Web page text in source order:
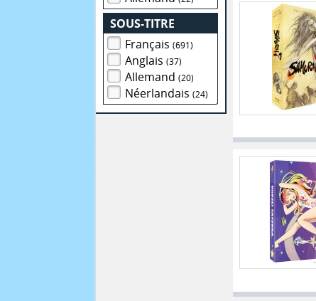
SOUS-TITRE
Français(691)
Anglais(37)
Allemand(20)
Néerlandais(24)